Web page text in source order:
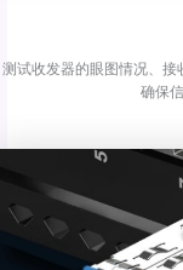
测试收发器的眼图情况、接
确保